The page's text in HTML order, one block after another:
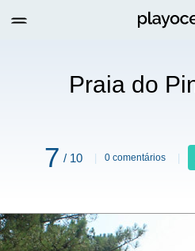
Praia do
7 / 10 0 comentários